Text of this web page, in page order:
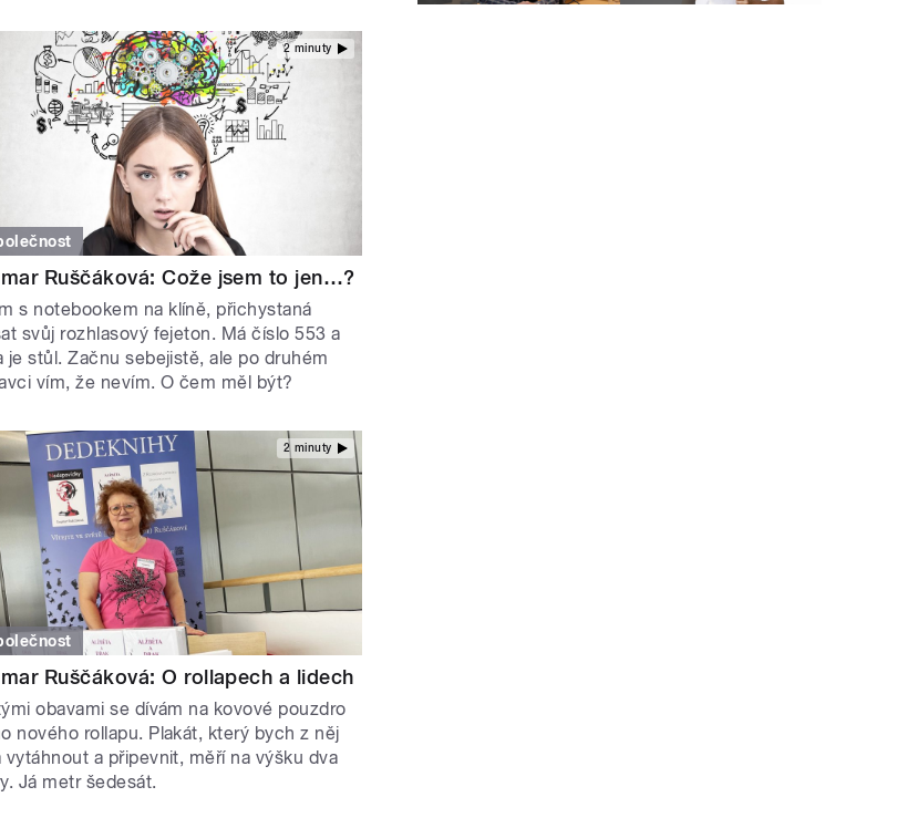
2 minuty
Ruščáková: Cože jsem to jen…?
s notebookem na klíně, přichystaná
svůj rozhlasový fejeton. Má číslo 553 a
je stůl. Začnu sebejistě, ale po druhém
vím, že nevím. O čem měl být?
2 minuty
Ruščáková: O rollapech a lidech
obavami se dívám na kovové pouzdro
nového rollapu. Plakát, který bych z něj
vytáhnout a připevnit, měří na výšku dva
Já metr šedesát.